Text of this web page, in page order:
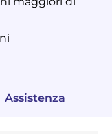
Assistenza